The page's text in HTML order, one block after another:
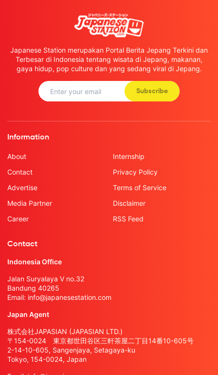
Japanese Station merupakan Portal Berita Jepang Terkini dan
Terbesar di Indonesia tentang wisata di Jepang, makanan,
gaya hidup, pop culture dan yang sedang viral di Jepang.
Subscribe
Information
About
Contact
Advertise
Media Partner
Career
Internship
Privacy Policy
Terms of Service
Disclaimer
RSS Feed
Contact
Indonesia Office
Jalan Suryalaya V no.32
Bandung 40265
Email: info@japanesestation.com
Japan Agent
株式会社JAPASIAN (JAPASIAN LTD.)
〒154-0024 東京都世田谷区三軒茶屋二丁目14番10-605号
2-14-10-605, Sangenjaya, Setagaya-ku
Tokyo, 154-0024, Japan